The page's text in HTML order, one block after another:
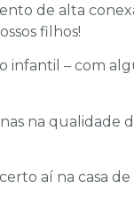
de alta
filhos!
infantil – com
na qualidade
aí na casa de